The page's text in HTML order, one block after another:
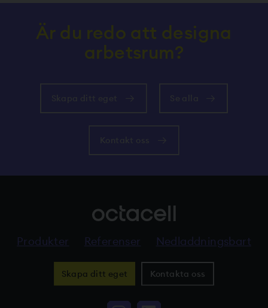
Är du redo att designa
arbetsrum?
Produkter Referenser Nedladdningsbart
Skapa ditt eget Kontakta oss